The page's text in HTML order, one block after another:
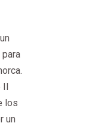
II
los
un